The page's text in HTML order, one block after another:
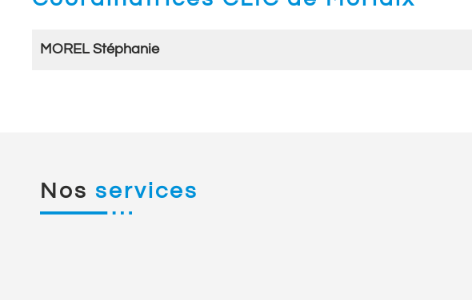
MOREL Stéphanie
Nos services